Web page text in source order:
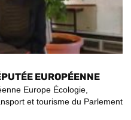
EUROPÉENNE
Europe Écologie,
et tourisme du Parlement